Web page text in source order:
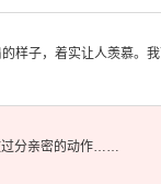
样子，着实让人羡慕。我
过分亲密的动作……